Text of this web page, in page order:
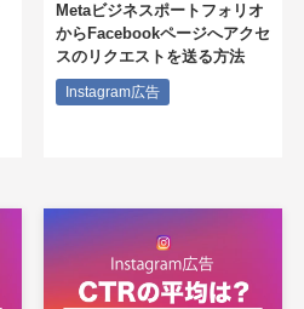
Metaビジネスポートフォリオ
からFacebookページへアクセ
スのリクエストを送る方法
Instagram広告